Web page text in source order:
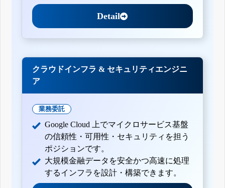
Detail
クラウドインフラ & セキュリティエンジニ
ア
業務委託
Google Cloud 上でマイクロサービス基盤
の信頼性・可用性・セキュリティを担う
ポジションです。
大規模金融データを安全かつ高速に処理
するインフラを設計・構築できます。